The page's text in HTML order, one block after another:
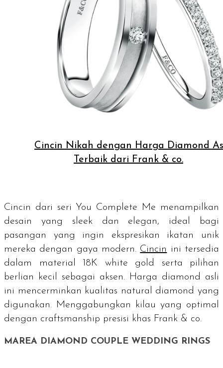
Cincin Nikah dengan Harga Diamond
Terbaik dari Frank & co.
Cincin dari seri You Complete Me menampilkan
desain yang sleekdan elegan, ideal bagi
pasangan yang ingin ekspresikan ikatan unik
mereka dengan gaya modern. Cincin ini tersedia
dalam material 18K white gold
serta pilihan
berlian kecil sebagai aksen. Harga diamond
asli
ini mencerminkan kualitas natural diamond yang
digunakan. Menggabungkan kilau yang optimal
dengan craftsmanship presisi khas Frank & co.
MAREA DIAMOND COUPLE WEDDING RINGS